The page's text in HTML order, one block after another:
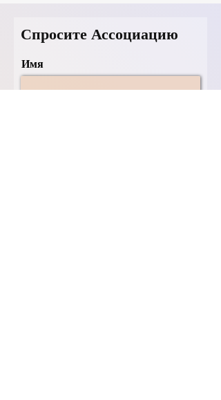
Спросите Ассоциацию
Имя